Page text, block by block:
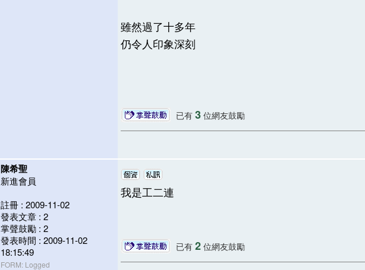
雖然過了十多年
仍令人印象深刻
已有 3位網友鼓勵
陳希聖
新進會員
註冊 : 2009-11-02
發表文章 : 2
掌聲鼓勵 : 2
發表時間 : 2009-11-02
18:15:49
FORM: Logged
我是工二連
已有 2位網友鼓勵